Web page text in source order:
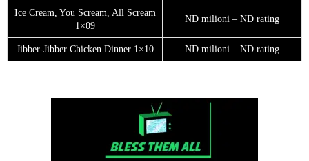
Ice Cream, You Scream, All Scream
1×09
ND milioni – ND rating
Jibber-Jibber Chicken Dinner 1×10 ND milioni – ND rating